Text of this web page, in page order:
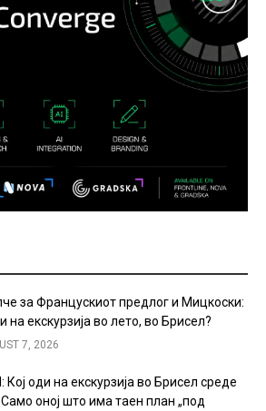
за Францускиот предлог и Мицкоски:
на екскурзија во лето, во Брисел?
7, 2026
оди на екскурзија во Брисел среде
оној што има таен план „под